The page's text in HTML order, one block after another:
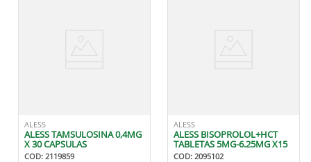
ALESS
ALESS TAMSULOSINA 0,4MG
X 30 CAPSULAS
COD: 2119859
ALESS
ALESS BISOPROLOL+HCT
TABLETAS 5MG-6.25MG X15
COD: 2095102